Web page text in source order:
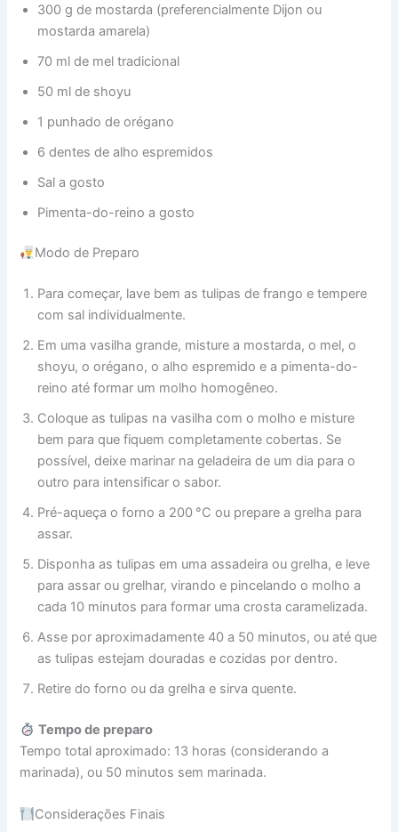
300 g de mostarda (preferencialmente Dijon ou
mostarda amarela)
70 ml de mel tradicional
50 ml de shoyu
1 punhado de orégano
6 dentes de alho espremidos
Sal a gosto
Pimenta-do-reino a gosto
Modo de Preparo
Para começar, lave bem as tulipas de frango e tempere
com sal individualmente.
Em uma vasilha grande, misture a mostarda, o mel, o
shoyu, o orégano, o alho espremido e a pimenta-do-
reino até formar um molho homogêneo.
Coloque as tulipas na vasilha com o molho e misture
bem para que fiquem completamente cobertas. Se
possível, deixe marinar na geladeira de um dia para o
outro para intensificar o sabor.
Pré-aqueça o forno a 200 °C ou prepare a grelha para
assar.
Disponha as tulipas em uma assadeira ou grelha, e leve
para assar ou grelhar, virando e pincelando o molho a
cada 10 minutos para formar uma crosta caramelizada.
Asse por aproximadamente 40 a 50 minutos, ou até que
as tulipas estejam douradas e cozidas por dentro.
Retire do forno ou da grelha e sirva quente.
Tempo de preparo
Tempo total aproximado: 13 horas (considerando a
marinada), ou 50 minutos sem marinada.
Considerações Finais